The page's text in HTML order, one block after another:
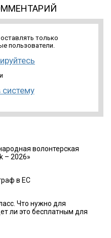
только
пользователи.
систему
волонтерская
– 2026»
в ЕС
Что нужно для
ли это бесплатным для